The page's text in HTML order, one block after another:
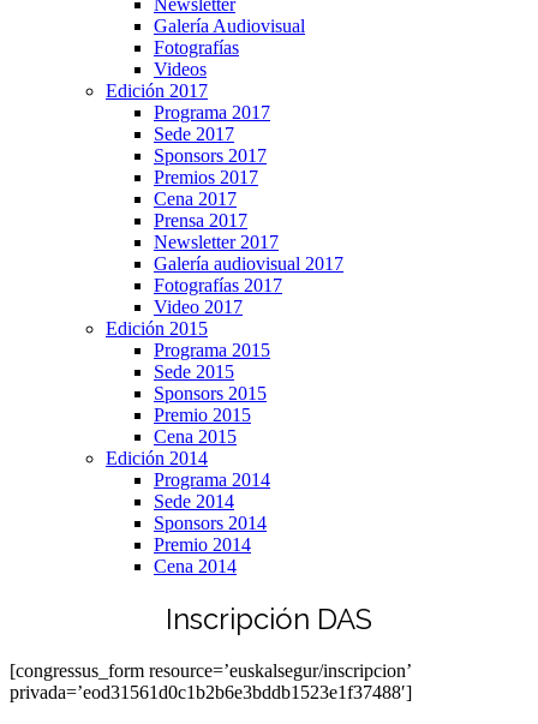
Newsletter
Galería Audiovisual
Fotografías
Videos
Edición 2017
Programa 2017
Sede 2017
Sponsors 2017
Premios 2017
Cena 2017
Prensa 2017
Newsletter 2017
Galería audiovisual 2017
Fotografías 2017
Video 2017
Edición 2015
Programa 2015
Sede 2015
Sponsors 2015
Premio 2015
Cena 2015
Edición 2014
Programa 2014
Sede 2014
Sponsors 2014
Premio 2014
Cena 2014
Inscripción DAS
[congressus_form resource=’euskalsegur/inscripcion’
privada=’eod31561d0c1b2b6e3bddb1523e1f37488′]